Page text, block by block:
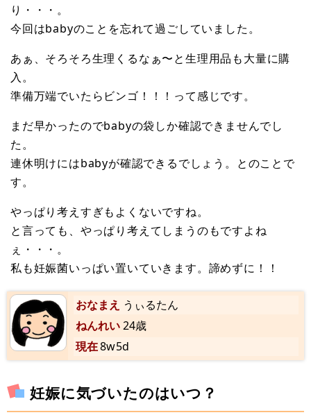
り・・・。
今回はbabyのことを忘れて過ごしていました。
あぁ、そろそろ生理くるなぁ〜と生理用品も大量に購
入。
準備万端でいたらビンゴ！！！って感じです。
まだ早かったのでbabyの袋しか確認できませんでし
た。
連休明けにはbabyが確認できるでしょう。とのことで
す。
やっぱり考えすぎもよくないですね。
と言っても、やっぱり考えてしまうのもですよね
ぇ・・・。
私も妊娠菌いっぱい置いていきます。諦めずに！！
おなまえ うぃるたん
ねんれい24歳
現在8w5d
妊娠に気づいたのはいつ？